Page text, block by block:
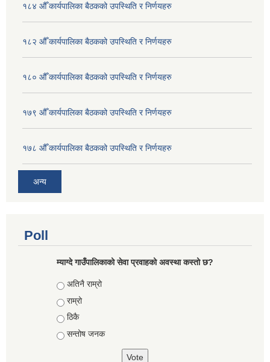
१८४ औँ कार्यपालिका बैठकको उपस्थिति र निर्णयहरु
१८२ औँ कार्यपालिका बैठकको उपस्थिति र निर्णयहरु
१८० औँ कार्यपालिका बैठकको उपस्थिति र निर्णयहरु
१७९ औँ कार्यपालिका बैठकको उपस्थिति र निर्णयहरु
१७८ औँ कार्यपालिका बैठकको उपस्थिति र निर्णयहरु
अन्य
Poll
म्याग्दे गाउँपालिकाको सेवा प्रवाहको अवस्था कस्तो छ?
Choices
अतिनै राम्रो
राम्रो
ठिकै
सन्तोष जनक